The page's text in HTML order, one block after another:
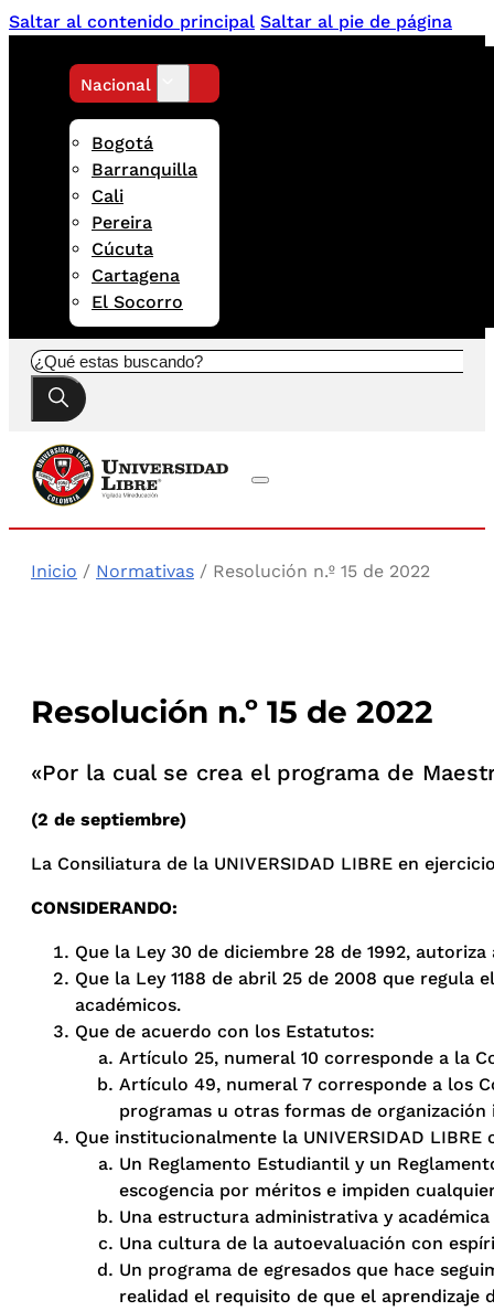
Saltar al contenido principal Saltar al pie de página
Nacional
Bogotá
Barranquilla
Cali
Pereira
Cúcuta
Cartagena
El Socorro
Buscar
Inicio / Normativas / Resolución n.º 15 de 2022
Resolución n.º 15 de 2022
«Por la cual se crea el programa de
(2 de septiembre)
La Consiliatura de la UNIVERSIDAD LIBRE en
CONSIDERANDO:
Que la Ley 30 de diciembre 28 de 1992,
Que la Ley 1188 de abril 25 de 2008 que
académicos.
Que de acuerdo con los Estatutos:
Artículo 25, numeral 10 corresponde a la
Artículo 49, numeral 7 corresponde a los
programas u otras formas de
Que institucionalmente la UNIVERSIDAD LIBRE
Un Reglamento Estudiantil y un
escogencia por méritos e impiden
Una estructura administrativa y
Una cultura de la autoevaluación con
Un programa de egresados que hace
realidad el requisito de que el aprendizaje